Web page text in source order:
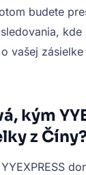
budete
kde
vašej zásielke
kým
z